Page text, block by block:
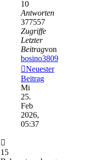
10
Antworten
377557
Zugriffe
Letzter
Beitragvon
bosino3809
Neuester
Beitrag
Mi
25.
Feb
2026,
05:37
15